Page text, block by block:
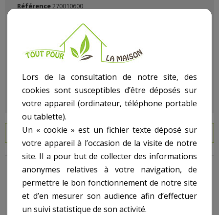
Référence270010600
EN SAVOIR PLUS
JET VAG - Nage à Contre courant - Pièce à sceller -
Facade
Lors de la consultation de notre site, des
cookies sont susceptibles d’être déposés sur
votre appareil (ordinateur, téléphone portable
ou tablette).
Un « cookie » est un fichier texte déposé sur
votre appareil à l’occasion de la visite de notre
site. Il a pour but de collecter des informations
anonymes relatives à votre navigation, de
permettre le bon fonctionnement de notre site
et d’en mesurer son audience afin d’effectuer
un suivi statistique de son activité.